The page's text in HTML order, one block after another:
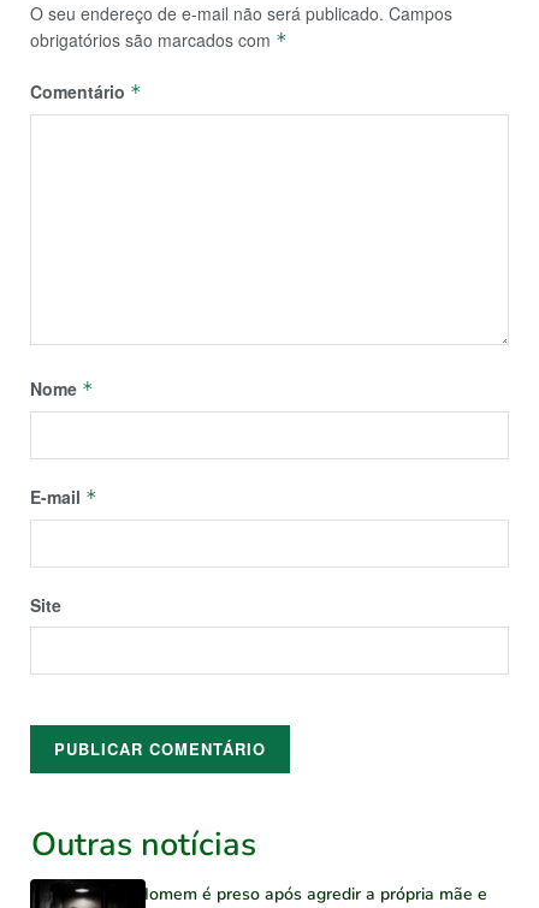
O seu endereço de e-mail não será publicado. Campos
obrigatórios são marcados com *
Comentário *
Nome *
E-mail *
Site
Outras notícias
Homem é preso após agredir a própria mãe e